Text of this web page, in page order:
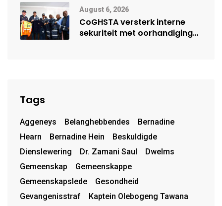
August 6, 2026
CoGHSTA versterk interne
sekuriteit met oorhandiging
Tags
Aggeneys Belanghebbendes
Bernadine
Hearn
Bernadine Hein
Beskuldigde
Dienslewering
Dr. Zamani Saul
Dwelms
Gemeenskap
Gemeenskappe
Gemeenskapslede
Gesondheid
Gevangenisstraf
Kaptein Olebogeng Tawana